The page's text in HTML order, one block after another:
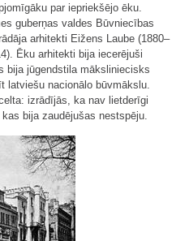
par iepriekšējo ēku.
guberņas valdes Būvniecības
arhitekti Eižens Laube (1880–
Ēku arhitekti bija iecerējuši
bija jūgendstila māksliniecisks
latviešu nacionālo būvmākslu.
izrādījās, ka nav lietderīgi
bija zaudējušas nestspēju.